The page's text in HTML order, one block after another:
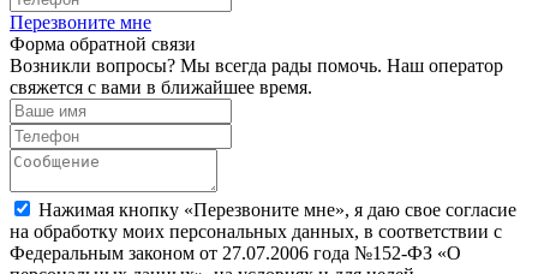
Перезвоните мне
Форма обратной связи
Возникли вопросы? Мы всегда рады помочь. Наш оператор
свяжется с вами в ближайшее время.
Нажимая кнопку «Перезвоните мне», я даю свое согласие
на обработку моих персональных данных, в соответствии с
Федеральным законом от 27.07.2006 года №152-ФЗ «О